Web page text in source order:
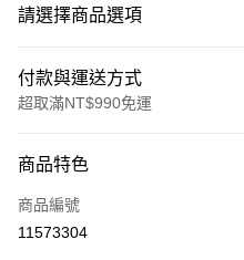
請選擇商品選項
付款與運送方式
超取滿NT$990免運
信用卡一次付款
超商取貨付款
商品特色
商品編號
11573304